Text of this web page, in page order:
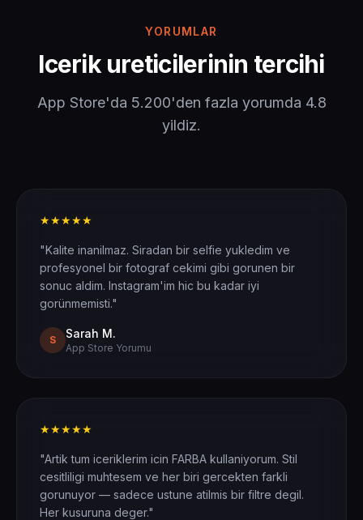
YORUMLAR
Icerik ureticilerinin tercihi
App Store'da 5.200'den fazla yorumda 4.8
yildiz.
★★★★★
"Kalite inanilmaz. Siradan bir selfie yukledim ve
profesyonel bir fotograf cekimi gibi gorunen bir
sonuc aldim. Instagram'im hic bu kadar iyi
gorünmemisti."
S Sarah M.
App Store Yorumu
★★★★★
"Artik tum iceriklerim icin FARBA kullaniyorum. Stil
cesitliligi muhtesem ve her biri gercekten farkli
gorunuyor — sadece ustune atilmis bir filtre degil.
Her kusuruna deger."